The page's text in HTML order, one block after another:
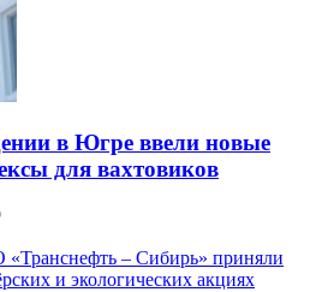
в Югре ввели новые
для вахтовиков